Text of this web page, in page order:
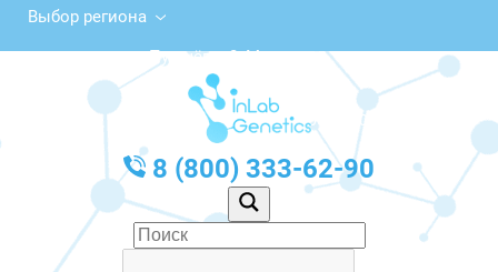
Выбор региона
ул. Пугачёва, 2, Мураши
с 10:00 до 20:00
График работы: Пн-Пт с 10:00 до 20:00
8 (800) 333-62-90